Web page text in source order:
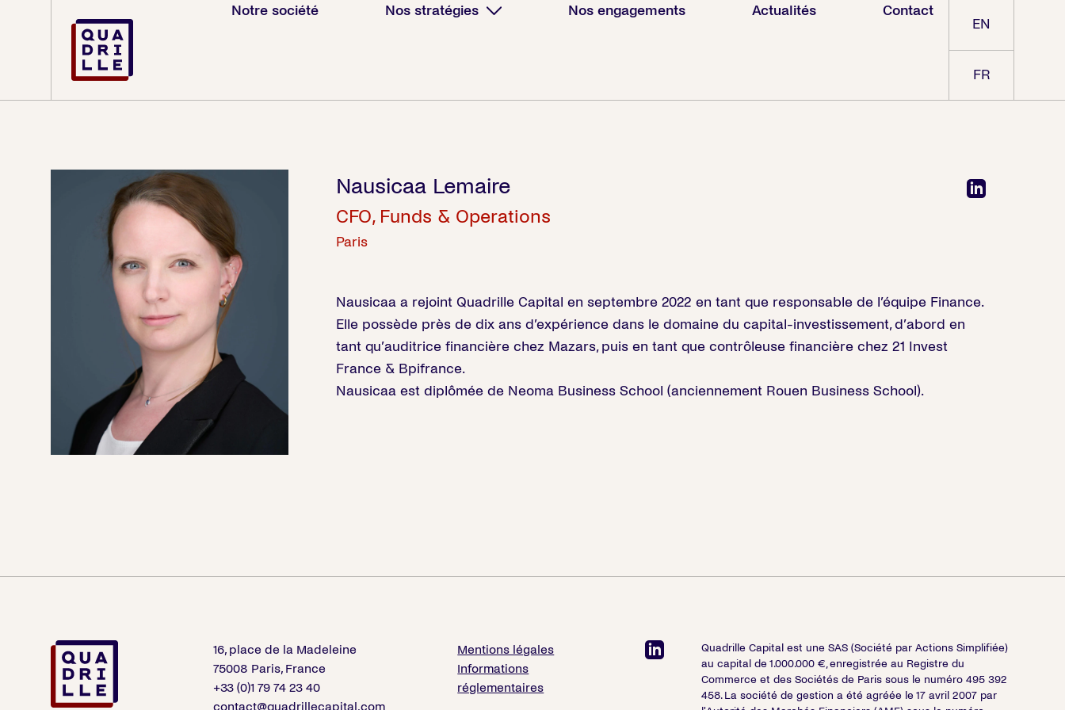
Notre société Nos stratégies Nos engagements Actualités
Contact
EN
FR
Nausicaa Lemaire
CFO, Funds & Operations
Paris
Nausicaa a rejoint Quadrille Capital en septembre 2022 en tant que responsable de l’équipe Finance.
Elle possède près de dix ans d’expérience dans le domaine du capital-investissement, d’abord en
tant qu’auditrice financière chez Mazars, puis en tant que contrôleuse financière chez 21 Invest
France & Bpifrance.
Nausicaa est diplômée de Neoma Business School (anciennement Rouen Business School).
16, place de la Madeleine
75008 Paris, France
+33 (0)1 79 74 23 40
contact@quadrillecapital.com
Mentions légales
Informations
réglementaires
Quadrille Capital est une SAS (Société par Actions Simplifiée)
au capital de 1.000.000 €, enregistrée au Registre du
Commerce et des Sociétés de Paris sous le numéro 495 392
458. La société de gestion a été agréée le 17 avril 2007 par